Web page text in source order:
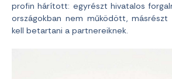
profin hárított: egyrészt hivatalos
országokban nem működött, másrészt
kell betartani a partnereiknek.